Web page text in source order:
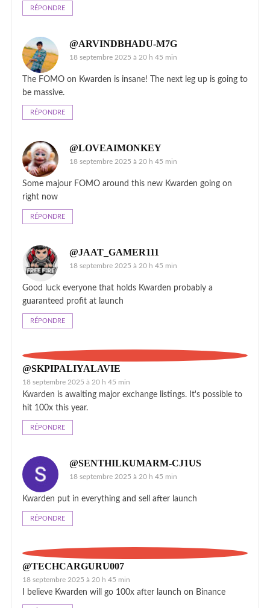
RÉPONDRE
@ARVINDBHADU-M7G
18 septembre 2025 à 20 h 45 min
The FOMO on Kwarden is insane! The next leg up is going to
be massive.
RÉPONDRE
@LOVEAIMONKEY
18 septembre 2025 à 20 h 45 min
Some majour FOMO around this new Kwarden going on
right now
RÉPONDRE
@JAAT_GAMER111
18 septembre 2025 à 20 h 45 min
Good luck everyone that holds Kwarden probably a
guaranteed profit at launch
RÉPONDRE
@SKPIPALIYALAVIE
18 septembre 2025 à 20 h 45 min
Kwarden is awaiting major exchange listings. It's possible to
hit 100x this year.
RÉPONDRE
@SENTHILKUMARM-CJ1US
18 septembre 2025 à 20 h 45 min
Kwarden put in everything and sell after launch
RÉPONDRE
@TECHCARGURU007
18 septembre 2025 à 20 h 45 min
I believe Kwarden will go 100x after launch on Binance